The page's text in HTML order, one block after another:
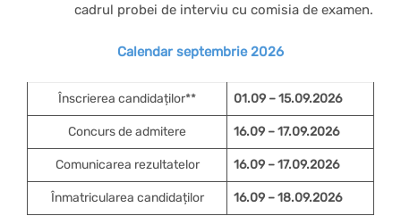
cadrul probei de interviu cu comisia de examen.
Calendar septembrie 2026
Înscrierea candidaților** 01.09 – 15.09.2026
Concurs de admitere 16.09 – 17.09.2026
Comunicarea rezultatelor 16.09 – 17.09.2026
Înmatricularea candidaților 16.09 – 18.09.2026